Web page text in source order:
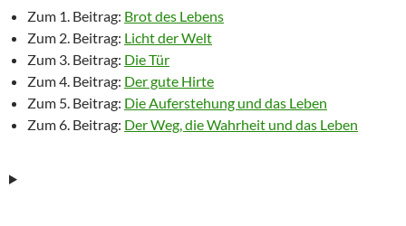
Zum 1. Beitrag: Brot des Lebens
Zum 2. Beitrag: Licht der Welt
Zum 3. Beitrag: Die Tür
Zum 4. Beitrag: Der gute Hirte
Zum 5. Beitrag: Die Auferstehung und das Leben
Zum 6. Beitrag: Der Weg, die Wahrheit und das Leben